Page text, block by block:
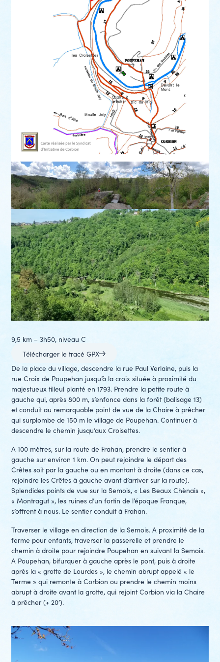
9,5 km – 3h50, niveau C
Télécharger le tracé GPX
De la place du village, descendre la rue Paul Verlaine, puis la
rue Croix de Poupehan jusqu’à la croix située à proximité du
majestueux tilleul planté en 1793. Prendre la petite route à
gauche qui, après 800 m, s’enfonce dans la forêt (balisage 13)
et conduit au remarquable point de vue de la Chaire à prêcher
qui surplombe de 150 m le village de Poupehan. Continuer à
descendre le chemin jusqu’aux Croisettes.
A 100 mètres, sur la route de Frahan, prendre le sentier à
gauche sur environ 1 km. On peut rejoindre le départ des
Crêtes soit par la gauche ou en montant à droite (dans ce cas,
rejoindre les Crêtes à gauche avant d’arriver sur la route).
Splendides points de vue sur la Semois, « Les Beaux Chènais »,
« Montragut », les ruines d’un fortin de l’époque Franque,
s’offrent à nous. Le sentier conduit à Frahan.
Traverser le village en direction de la Semois. A proximité de la
ferme pour enfants, traverser la passerelle et prendre le
chemin à droite pour rejoindre Poupehan en suivant la Semois.
A Poupehan, bifurquer à gauche après le pont, puis à droite
après la « grotte de Lourdes », le chemin abrupt appelé « le
Terme » qui remonte à Corbion ou prendre le chemin moins
abrupt à droite avant la grotte, qui rejoint Corbion via la Chaire
à prêcher (+ 20’).